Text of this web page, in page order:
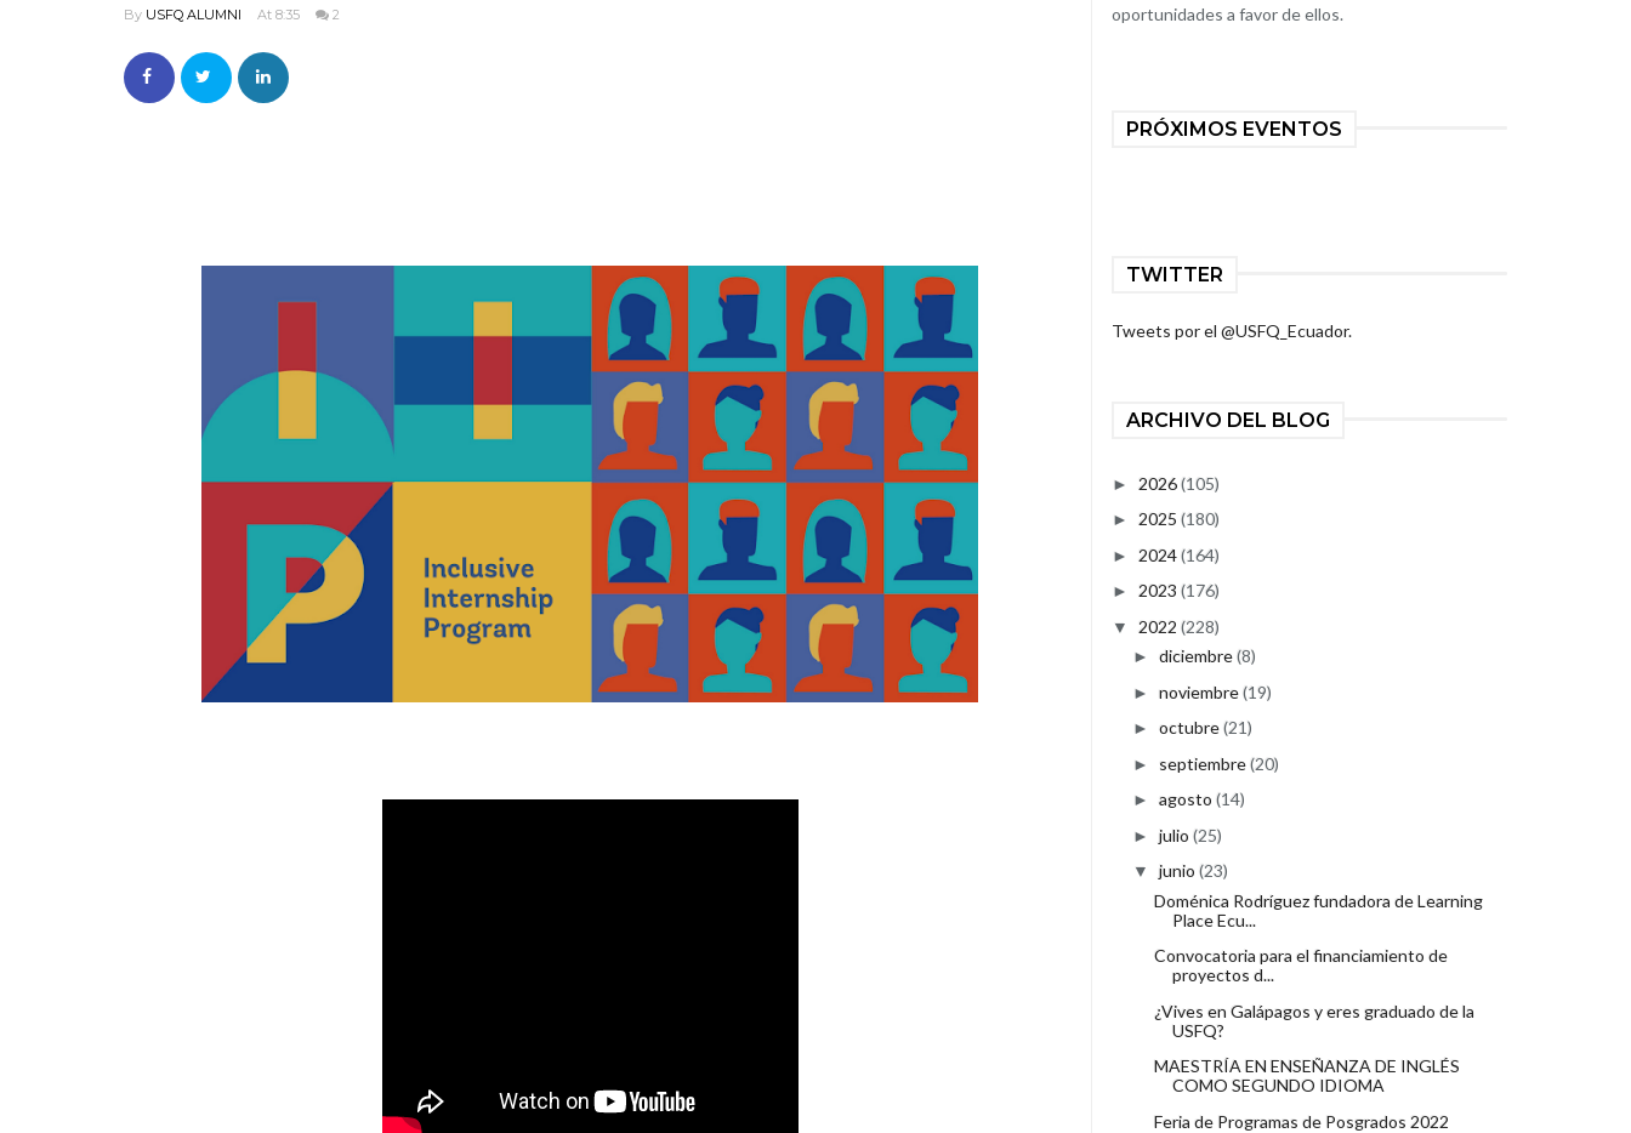
By USFQ ALUMNI At 8:35 2
oportunidades a favor de ellos.
PRÓXIMOS EVENTOS
TWITTER
Tweets por el @USFQ_Ecuador.
ARCHIVO DEL BLOG
► 2026(105)
► 2025 (180)
► 2024(164)
► 2023 (176)
▼ 2022 (228)
► diciembre(8)
► noviembre(19)
► octubre(21)
► septiembre(20)
► agosto (14)
► julio (25)
▼ junio (23)
Doménica Rodríguez fundadora de Learning
Place Ecu...
Convocatoria para el financiamiento de
proyectos d...
¿Vives en Galápagos y eres graduado de la
USFQ?
MAESTRÍA EN ENSEÑANZA DE INGLÉS
COMO SEGUNDO IDIOMA
Feria de Programas de Posgrados 2022